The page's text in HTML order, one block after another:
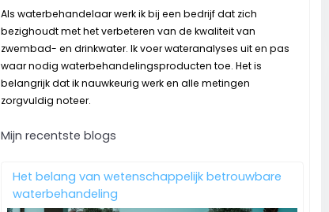
Als waterbehandelaar werk ik bij een bedrijf dat zich
bezighoudt met het verbeteren van de kwaliteit van
zwembad- en drinkwater. Ik voer wateranalyses uit en pas
waar nodig waterbehandelingsproducten toe. Het is
belangrijk dat ik nauwkeurig werk en alle metingen
zorgvuldig noteer.
Mijn recentste blogs
Het belang van wetenschappelijk betrouwbare
waterbehandeling